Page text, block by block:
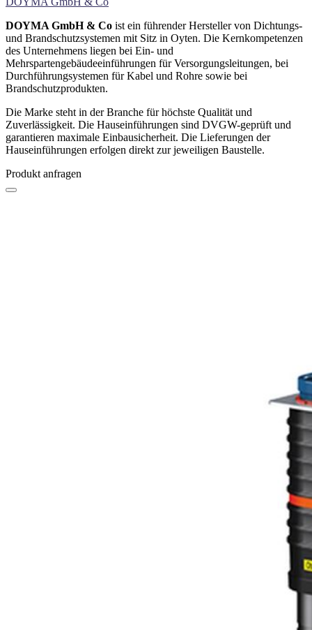
DOYMA GmbH & Co ist ein führender Hersteller von Dichtungs-
und Brandschutzsystemen mit Sitz in Oyten. Die Kernkompetenzen
des Unternehmens liegen bei Ein- und
Mehrspartengebäudeeinführungen für Versorgungsleitungen, bei
Durchführungsystemen für Kabel und Rohre sowie bei
Brandschutzprodukten.
Die Marke steht in der Branche für höchste Qualität und
Zuverlässigkeit. Die Hauseinführungen sind DVGW-geprüft und
garantieren maximale Einbausicherheit. Die Lieferungen der
Hauseinführungen erfolgen direkt zur jeweiligen Baustelle.
Produkt anfragen